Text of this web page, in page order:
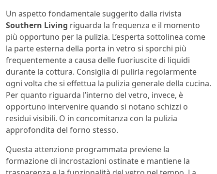
Un aspetto fondamentale suggerito dalla rivista
Southern Living riguarda la frequenza e il momento
più opportuno per la pulizia. L’esperta sottolinea come
la parte esterna della porta in vetro si sporchi più
frequentemente a causa delle fuoriuscite di liquidi
durante la cottura. Consiglia di pulirla regolarmente
ogni volta che si effettua la pulizia generale della cucina.
Per quanto riguarda l’interno del vetro, invece, è
opportuno intervenire quando si notano schizzi o
residui visibili. O in concomitanza con la pulizia
approfondita del forno stesso.
Questa attenzione programmata previene la
formazione di incrostazioni ostinate e mantiene la